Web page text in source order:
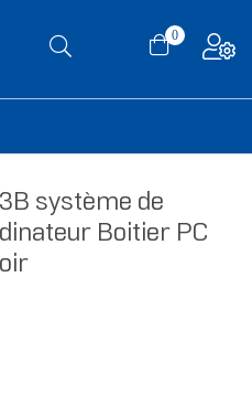
0
système de
Boitier PC